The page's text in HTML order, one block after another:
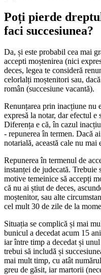
Poți pierde
faci succesiunea?
Da, și este probabil cea mai
accepti moștenirea (nici
deces, legea te consideră
celorlalți moștenitori sau,
român (succesiune vacantă).
Renunțarea prin inacțiune nu
expresă la notar, dar efectul
Diferența e că, în cazul
- repunerea în termen. Dacă
notarială, această cale nu mai
Repunerea în termenul de
instanței de judecată. Trebuie
motive temeinice să accepți
că nu ai știut de deces,
moștenitor, sau alte
cel mult 30 de zile de la
Situația se complică și mai
bunicul a decedat acum 15
iar între timp a decedat și
trebui să includă și
mai mult timp, cu atât
greu de găsit, iar martorii